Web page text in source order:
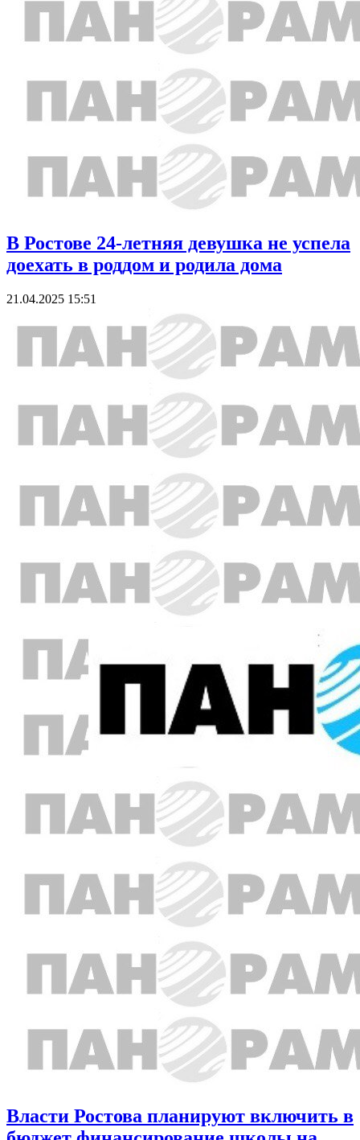
В Ростове 24-летняя девушка не успела
доехать в роддом и родила дома
21.04.2025 15:51
Власти Ростова планируют включить в